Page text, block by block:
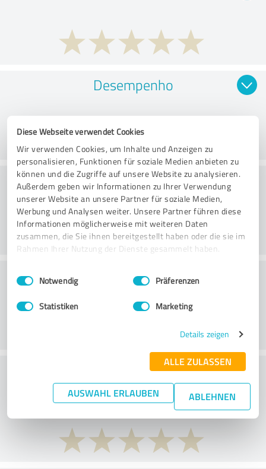
Diese Webseite verwendet Cookies
Wir verwenden Cookies, um Inhalte und Anzeigen zu
personalisieren, Funktionen für soziale Medien anbieten zu
können und die Zugriffe auf unsere Website zu analysieren.
Außerdem geben wir Informationen zu Ihrer Verwendung
unserer Website an unsere Partner für soziale Medien,
Werbung und Analysen weiter. Unsere Partner führen diese
Informationen möglicherweise mit weiteren Daten
zusammen, die Sie ihnen bereitgestellt haben oder die sie im
Rahmen Ihrer Nutzung der Dienste gesammelt haben.
Impressum Datenschutzbestimmungen
Einwilligungsauswahl
Notwendig Präferenzen
Statistiken Marketing
Details zeigen
ALLE ZULASSEN
AUSWAHL ERLAUBEN ABLEHNEN
Desempenho
Métodos
Condições externas
Qual é a sua opinião sobre a relação
custo/benefício?